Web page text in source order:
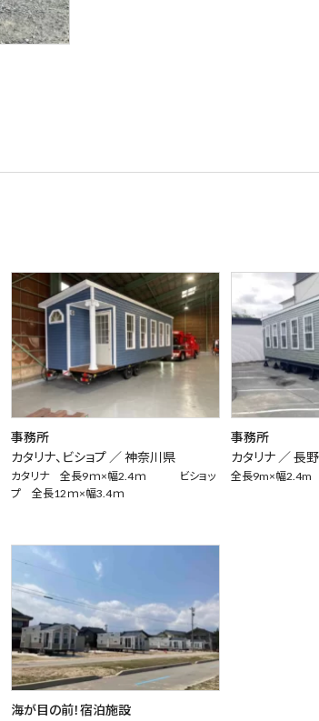
事務所
カタリナ、ビショプ ／神奈川県
カタリナ 全長9ｍ×幅2.4ｍ ビショッ
プ 全長12ｍ×幅3.4ｍ
事務所
カタリナ ／長
全長9m×幅2.4m
海が目の前！宿泊施設